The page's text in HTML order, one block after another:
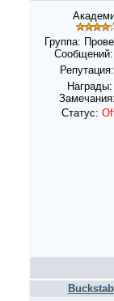
Группа:
Сообщений:
Репутация:
Награды:
Замечания:
Статус: